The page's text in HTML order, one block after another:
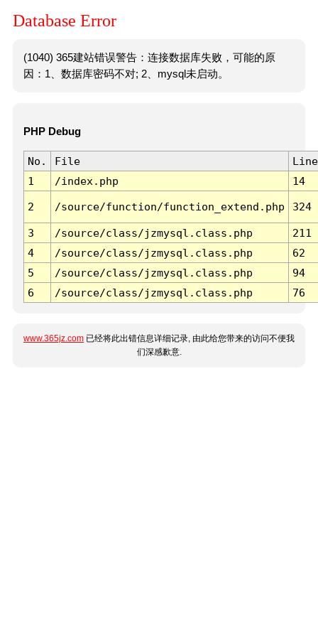
Database Error
(1040) 365建站错误警告：连接数据库失败，可能的原
因：1、数据库密码不对; 2、mysql未启动。
PHP Debug
No. File
Line
1
/index.php 14
2 /source/function/function_extend.php 324
3 /source/class/jzmysql.class.php
211
4
/source/class/jzmysql.class.php
62
5
/source/class/jzmysql.class.php
94
6
/source/class/jzmysql.class.php 76
www.365jz.com 已经将此出错信息详细记录, 由此给您带来的访问不便我
们深感歉意.